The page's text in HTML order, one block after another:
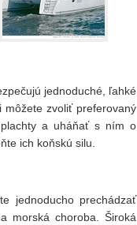
jednoduché, ľahké
môžete zvoliť preferovaný
a uháňať s ním o
ich koňskú silu.
jednoducho prechádzať
morská choroba. Široká